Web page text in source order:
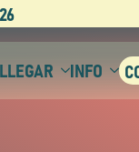
INFO